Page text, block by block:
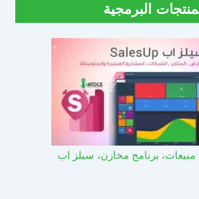
البرمجية
مبيعات، برنامج مخازن، سيلز اب